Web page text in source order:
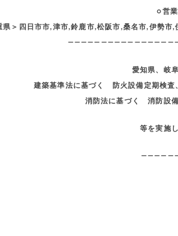
○営
県＞四日市市,津市,鈴鹿市,松阪市,桑名市,伊勢
愛知県、岐
建築基準法に基づく 防火設備定期検査
消防法に基づく 消防設
等を実施